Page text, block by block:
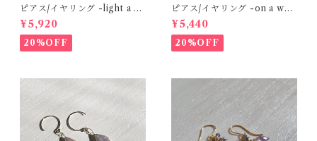
ピアス/イヤリング -light a ca
ndle- ラピスラズリ×ガーネッ
ト×アイオライト 14kgf
¥5,920
20%OFF
ピアス/イヤリング -on a whit
e sand beach- 淡水パール×ア
バロンシェルクリスタル×アク
アマリン×エチオピアンオパー
ル 14kgf
¥5,440
20%OFF